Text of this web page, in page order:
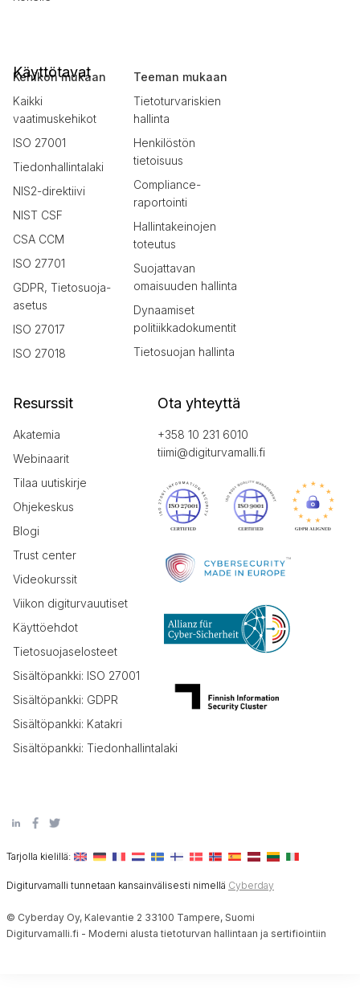
Käyttötavat
Kehikon mukaan
Kaikki
vaatimuskehikot
ISO 27001
Tiedonhallintalaki
NIS2-direktiivi
NIST CSF
CSA CCM
ISO 27701
GDPR, Tietosuoja-
asetus
ISO 27017
ISO 27018
Teeman mukaan
Tietoturvariskien
hallinta
Henkilöstön
tietoisuus
Compliance-
raportointi
Hallintakeinojen
toteutus
Suojattavan
omaisuuden hallinta
Dynaamiset
politiikkadokumentit
Tietosuojan hallinta
Resurssit
Akatemia
Webinaarit
Tilaa uutiskirje
Ohjekeskus
Blogi
Trust center
Videokurssit
Viikon digiturvauutiset
Käyttöehdot
Tietosuojaselosteet
Sisältöpankki: ISO 27001
Sisältöpankki: GDPR
Sisältöpankki: Katakri
Sisältöpankki: Tiedonhallintalaki
Ota yhteyttä
+358 10 231 6010
tiimi@digiturvamalli.fi
Tarjolla kielillä:
Digiturvamalli tunnetaan kansainvälisesti nimellä Cyberday
© Cyberday Oy, Kalevantie 2 33100 Tampere, Suomi
Digiturvamalli.fi - Moderni alusta tietoturvan hallintaan ja sertifiointiin